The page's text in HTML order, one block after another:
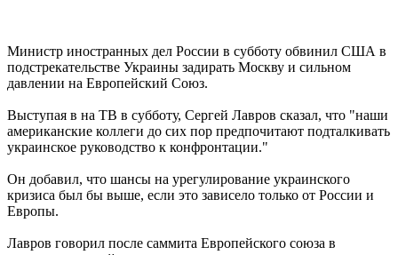
Министр иностранных дел России в субботу обвинил США в
подстрекательстве Украины задирать Москву и сильном
давлении на Европейский Союз.
Выступая в на ТВ в субботу, Сергей Лавров сказал, что "наши
американские коллеги до сих пор предпочитают подталкивать
украинское руководство к конфронтации."
Он добавил, что шансы на урегулирование украинского
кризиса был бы выше, если это зависело только от России и
Европы.
Лавров говорил после саммита Европейского союза в